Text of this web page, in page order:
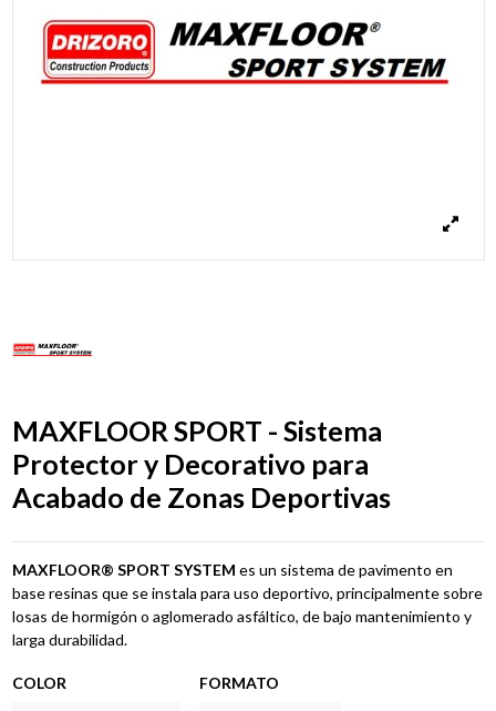
MAXFLOOR SPORT - Sistema
Protector y Decorativo para
Acabado de Zonas Deportivas
MAXFLOOR® SPORT SYSTEM es un sistema de pavimento en
base resinas que se instala para uso deportivo, principalmente sobre
losas de hormigón o aglomerado asfáltico, de bajo mantenimiento y
larga durabilidad.
COLOR FORMATO